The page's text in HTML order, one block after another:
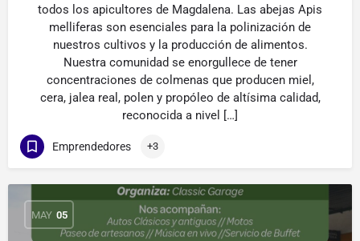
todos los apicultores de Magdalena. Las abejas Apis
melliferas son esenciales para la polinización de
nuestros cultivos y la producción de alimentos.
Nuestra comunidad se enorgullece de tener
concentraciones de colmenas que producen miel,
cera, jalea real, polen y propóleo de altísima calidad,
reconocida a nivel […]
Emprendedores +3
MAY 05